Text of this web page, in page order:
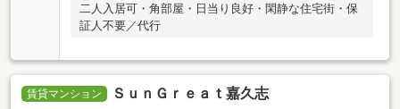
二人入居可・角部屋・日当り良好・閑静な住宅街・保
証人不要／代行
賃貸マンション ＳｕｎＧｒｅａｔ嘉久志